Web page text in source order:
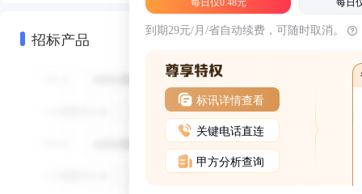
招标产品
每日仅0.48元 每日
到期29元/月/省自动续费，可随时取消。
标讯详情查看
关键电话直连
甲方分析查询